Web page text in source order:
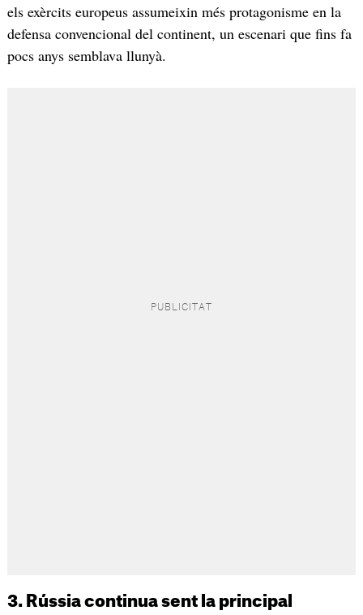
els exèrcits europeus assumeixin més protagonisme en la
defensa convencional del continent, un escenari que fins fa
pocs anys semblava llunyà.
3. Rússia continua sent la principal